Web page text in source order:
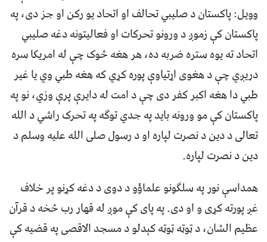
وویل: پاکستان د صلیبي تحالف او اتحاد یو رکن او جز دی، په
پاکستان کې زموږ د ورونو تحرکات او فعالیتونه دغه صلیبي
اتحاد ته یوه ستره ضربه ده، هر هغه څوک چې له امریکا سره
دریږي چې د هغوی اړتیاوې پوره کړي که هغه طبي وي یا غیر
طبي دا هغه اکبر کفر دی چې د امت له دایرې پرې وزي، نو په
پاکستان کې مو ورونه باید په جدي توګه په تحرک راشي د الله
تعالی د دین د نصرت لپاره او د رسول صلی الله علیه وسلم د
دین د نصرت لپاره.
همداسې نور په سلګونو علماؤو د دوی د دغه کړنو پر خلاف
غږ پورته کړی و او دی. په پای کې موږ له قهار رب څخه د قرآن
عظیم الشان، د ټوټه ټوټه کېدلو د مسجد الاقصی په قضیه کې